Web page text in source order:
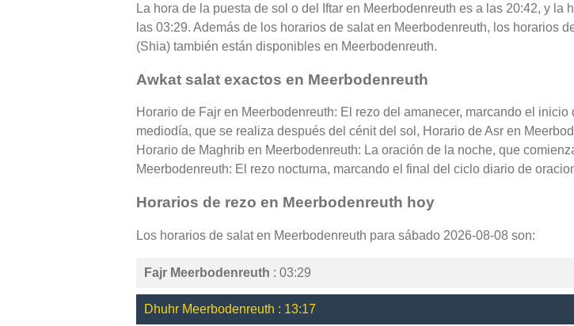
La hora de la puesta de sol o del Iftar en Meerbodenreuth es a las 20:42, y
las 03:29. Además de los horarios de salat en Meerbodenreuth, los horarios
(Shia) también están disponibles en Meerbodenreuth.
Awkat salat exactos en Meerbodenreuth
Horario de Fajr en Meerbodenreuth: El rezo del amanecer, marcando el
mediodía, que se realiza después del cénit del sol, Horario de Asr en
Horario de Maghrib en Meerbodenreuth: La oración de la noche, que
Meerbodenreuth: El rezo nocturna, marcando el final del ciclo diario de
Horarios de rezo en Meerbodenreuth hoy
Los horarios de salat en Meerbodenreuth para sábado 2026-08-08 son:
Fajr Meerbodenreuth : 03:29
Dhuhr Meerbodenreuth : 13:17